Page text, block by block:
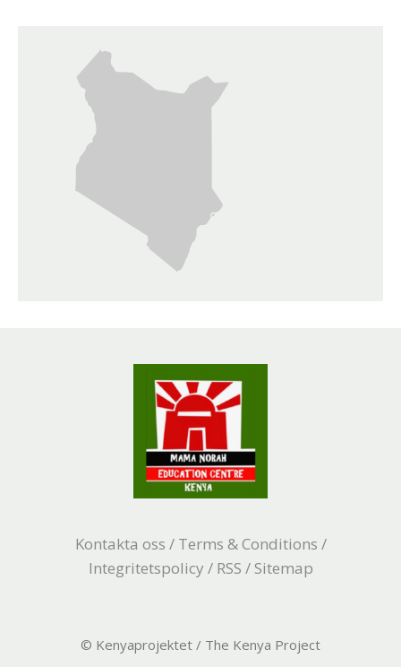
Kontakta oss / Terms & Conditions /
Integritetspolicy / RSS /Sitemap
© Kenyaprojektet / The Kenya Project